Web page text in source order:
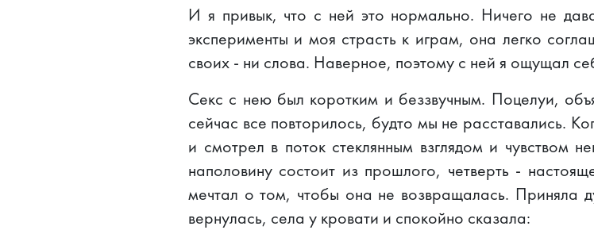
И я привык, что с ней это нормально. Ничего не
эксперименты и моя страсть к играм, она легко
своих - ни слова. Наверное, поэтому с ней я ощущал
Секс с нею был коротким и беззвучным. Поцелуи,
сейчас все повторилось, будто мы не расставались.
и смотрел в поток стеклянным взглядом и чувством
наполовину состоит из прошлого, четверть -
мечтал о том, чтобы она не возвращалась. Приняла
вернулась, села у кровати и спокойно сказала: